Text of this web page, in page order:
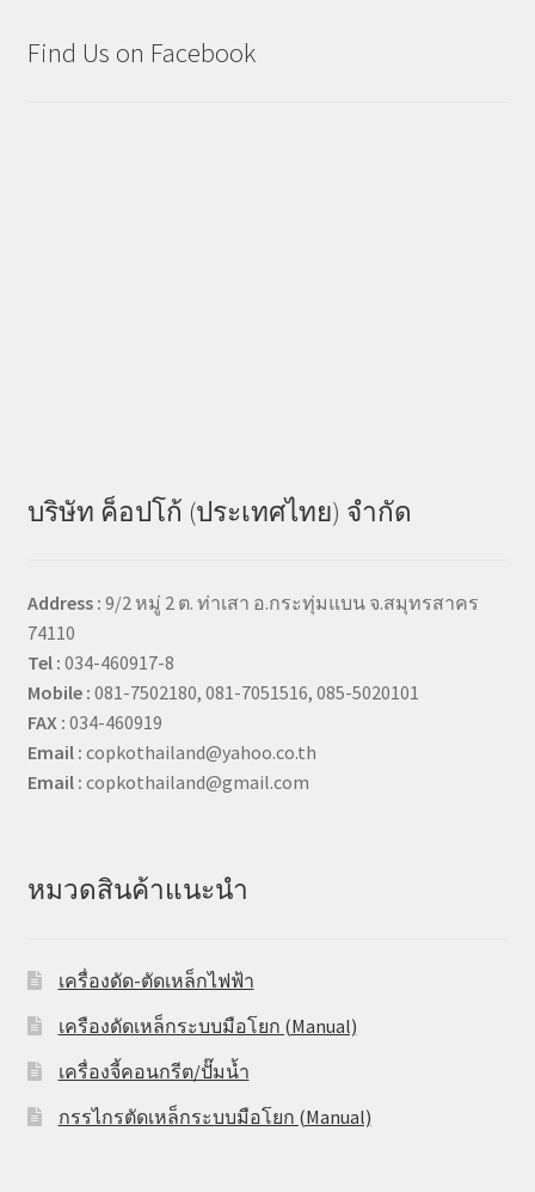
Find Us on Facebook
บริษัท ค็อปโก้ (ประเทศไทย) จำกัด
Address : 9/2 หมู่ 2 ต. ท่าเสา อ.กระทุ่มแบน จ.สมุทรสาคร
74110
Tel : 034-460917-8
Mobile : 081-7502180, 081-7051516, 085-5020101
FAX : 034-460919
Email : copkothailand@yahoo.co.th
Email : copkothailand@gmail.com
หมวดสินค้าแนะนำ
เครื่องดัด-ตัดเหล็กไฟฟ้า
เครืองดัดเหล็กระบบมือโยก (Manual)
เครื่องจี้คอนกรีต/ปั๊มน้ำ
กรรไกรตัดเหล็กระบบมือโยก (Manual)